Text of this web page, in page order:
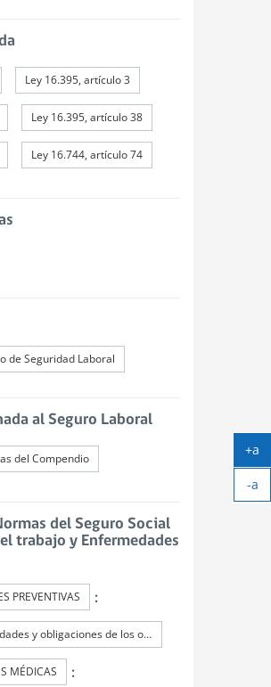
Ley 16.395, artículo 3
Ley 16.395, artículo 38
Ley 16.744, artículo 74
de Seguridad Laboral
al Seguro Laboral
del Compendio
del Seguro Social
trabajo y Enfermedades
PREVENTIVAS :
TÍTULO II. Responsabilidades y obligaciones de los organismos administradores y de los administradores delegados
MÉDICAS :
+a
-a